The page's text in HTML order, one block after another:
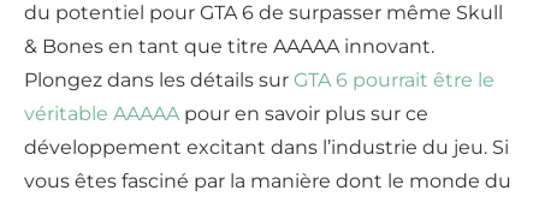
du potentiel pour GTA 6 de surpasser même Skull
& Bones en tant que titre AAAAA innovant.
Plongez dans les détails sur GTA 6 pourrait être le
véritable AAAAApour en savoir plus sur ce
développement excitant dans l’industrie du jeu. Si
vous êtes fasciné par la manière dont le monde du